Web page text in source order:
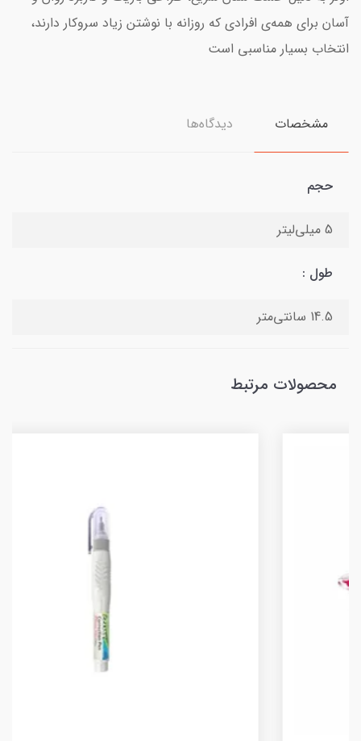
آسان برای همه‌ی افرادی که روزانه با نوشتن زیاد سروکار دارند،
انتخاب بسیار مناسبی است
مشخصات دیدگاه‌ها
حجم
5 میلی‌لیتر
طول :
14.5 سانتی‌متر
محصولات مرتبط